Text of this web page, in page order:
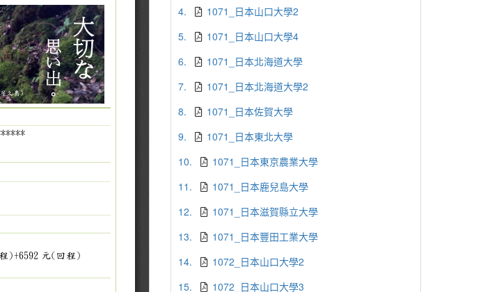
4.
1071_日本山口大學2
5.
1071_日本山口大學4
6.
1071_日本北海道大學
7.
1071_日本北海道大學2
8.
1071_日本佐賀大學
9.
1071_日本東北大學
10.
1071_日本東京農業大學
11.
1071_日本鹿兒島大學
12.
1071_日本滋賀縣立大學
13.
1071_日本豐田工業大學
14.
1072_日本山口大學2
15.
1072_日本山口大學3